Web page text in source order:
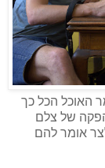
האוכל הכל כך
של צלם
אומר להם